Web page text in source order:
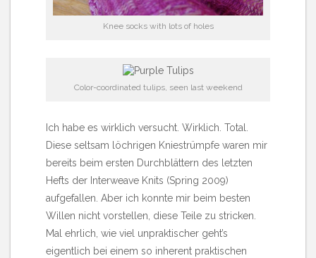
Knee socks with lots of holes
Color-coordinated tulips, seen last weekend
Ich habe es wirklich versucht. Wirklich. Total.
Diese seltsam
löchrigen Kniestrümpfe waren mir
bereits beim ersten Durchblättern des letzten
Hefts der Interweave Knits (Spring 2009)
aufgefallen. Aber ich konnte mir beim besten
Willen nicht vorstellen, diese Teile zu stricken.
Mal ehrlich, wie viel unpraktischer geht’s
eigentlich bei einem so inherent praktischen